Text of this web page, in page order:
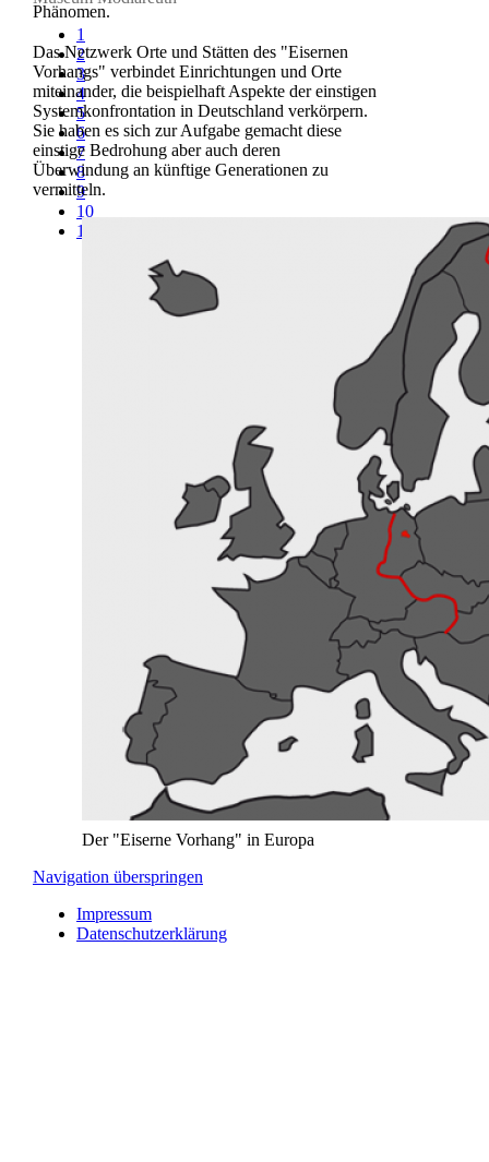
Erinnerungsstätte
Notaufnahmelager Marienfelde
1
2
3
4
5
6
7
8
9
10
11
Phänomen.
Das Netzwerk Orte und Stätten des "Eisernen
Vorhangs" verbindet Einrichtungen und Orte
miteinander, die beispielhaft Aspekte der einstigen
Systemkonfrontation in Deutschland verkörpern.
Sie haben es sich zur Aufgabe gemacht diese
einstige Bedrohung aber auch deren
Überwindung an künftige Generationen zu
vermitteln.
Der "Eiserne Vorhang" in Europa
Navigation überspringen
Impressum
Datenschutzerklärung